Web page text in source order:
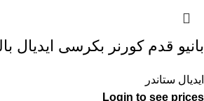
بانيو قدم كورنر بكرسى ايديال
ايديال ستاندر
Login to see prices